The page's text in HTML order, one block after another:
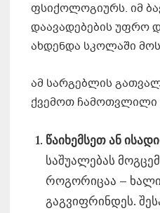
ფსიქოლოგიურს. იმ
დაავადებების უფრო
ახდენდა სკოლაში
ამ სარგებლის
ქვემოთ ჩამოთვლილი
წაიხემსეთ ან
საშუალებას
როგორიცაა –
გაგვიფრინდეს.